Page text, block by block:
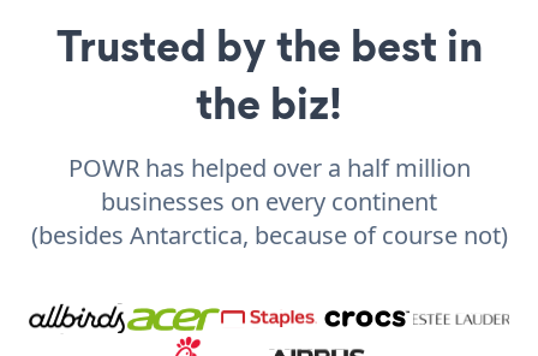
Trusted by the best in
the biz!
POWR has helped over a half million
businesses on every continent
(besides Antarctica, because of course not)